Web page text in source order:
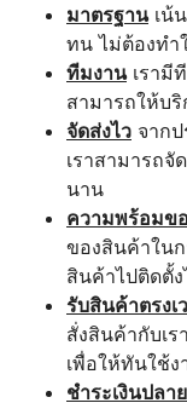
มาตรฐานเน้
ทน ไม่ต้องทำ
ทีมงานเรามี
สามารถให้บ
จัดส่งไว จาก
เราสามารถจั
นาน
ความพร้อมข
ของสินค้าใน
สินค้าไปติดตั้ง
รับสินค้าตรงเ
สั่งสินค้ากับเร
เพื่อให้ทันใช้ง
ชำระเงินปลา